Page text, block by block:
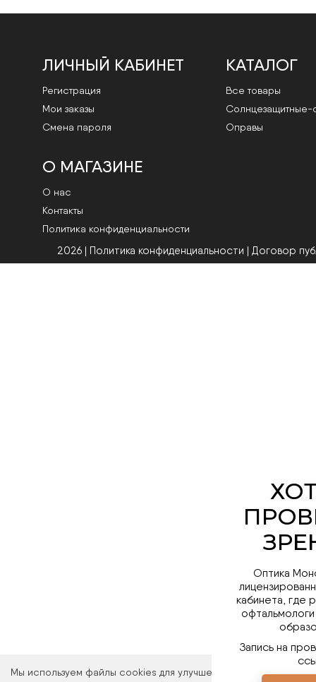
Мы используем файлы cookies для улучшения работы сайта.
ЛИЧНЫЙ КАБИНЕТ
Регистрация
Мои заказы
Смена пароля
КАТАЛОГ
Все товары
Cолнцезащитные-
Оправы
О МАГАЗИНЕ
О нас
Контакты
Политика конфиденциальности
2026 | Политика конфиденциальности | Договор
Оптика
кабинета, где
Запись на